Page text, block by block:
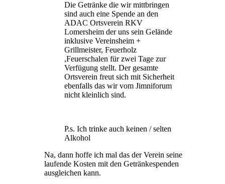
Die Getränke die wir mittbringen
sind auch eine Spende an den
ADAC Ortsverein RKV
Lomersheim der uns sein Gelände
inklusive Vereinsheim +
Grillmeister, Feuerholz
,Feuerschalen für zwei Tage zur
Verfügung stellt. Der gesamte
Ortsverein freut sich mit Sicherheit
ebenfalls das wir vom Jimniforum
nicht kleinlich sind.
P.s. Ich trinke auch keinen / selten
Alkohol
Na, dann hoffe ich mal das der Verein seine
laufende Kosten mit den Getränkespenden
ausgleichen kann.